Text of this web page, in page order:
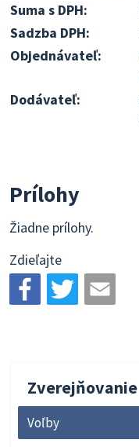
Suma s DPH:
Sadzba DPH:
Objednávateľ:
Dodávateľ:
Prílohy
Žiadne prílohy.
Zdieľajte
Zverejňovanie
Voľby